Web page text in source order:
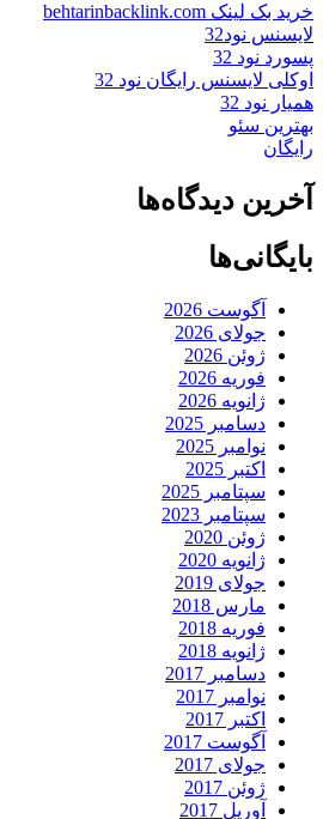
خرید بک لینک behtarinbacklink.com
لایسنس نود32
پسورد نود 32
اوکلی لایسنس رایگان نود 32
همیار نود 32
بهترین سئو
رایگان
آخرین دیدگاه‌ها
بایگانی‌ها
آگوست 2026
جولای 2026
ژوئن 2026
فوریه 2026
ژانویه 2026
دسامبر 2025
نوامبر 2025
اکتبر 2025
سپتامبر 2025
سپتامبر 2023
ژوئن 2020
ژانویه 2020
جولای 2019
مارس 2018
فوریه 2018
ژانویه 2018
دسامبر 2017
نوامبر 2017
اکتبر 2017
آگوست 2017
جولای 2017
ژوئن 2017
آوریل 2017